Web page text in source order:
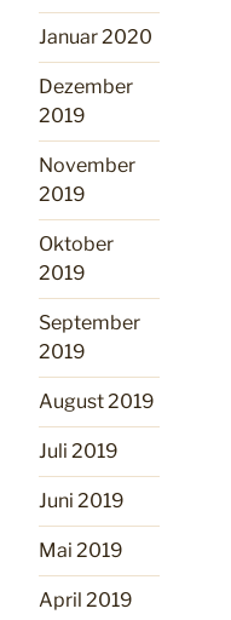
Januar 2020
Dezember
2019
November
2019
Oktober
2019
September
2019
August 2019
Juli 2019
Juni 2019
Mai 2019
April 2019